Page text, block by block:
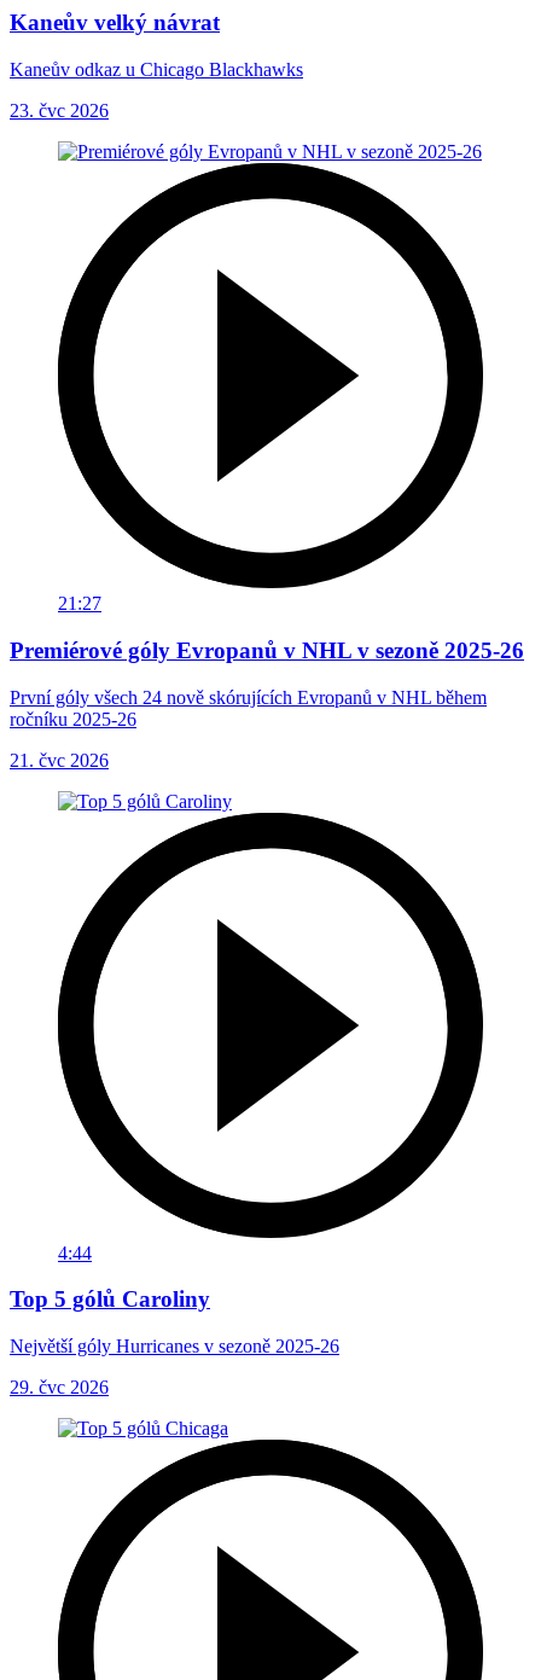
Kaneův velký návrat
Kaneův odkaz u Chicago Blackhawks
23. čvc 2026
21:27
Premiérové góly Evropanů v NHL v sezoně 2025-26
První góly všech 24 nově skórujících Evropanů v NHL během
ročníku 2025-26
21. čvc 2026
4:44
Top 5 gólů Caroliny
Největší góly Hurricanes v sezoně 2025-26
29. čvc 2026